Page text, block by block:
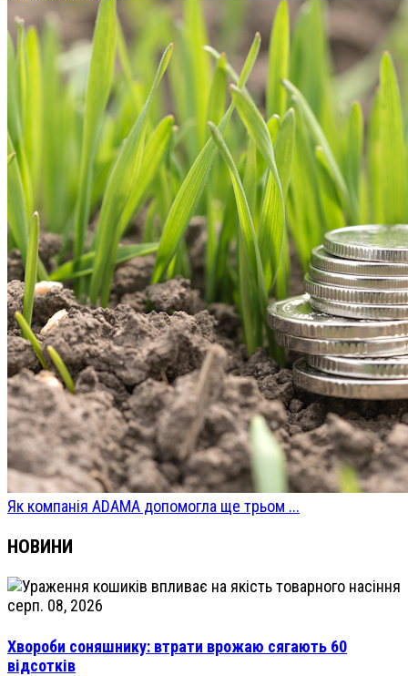
Як компанія ADAMA допомогла ще трьом ...
НОВИНИ
серп. 08, 2026
Хвороби соняшнику: втрати врожаю сягають 60
відсотків